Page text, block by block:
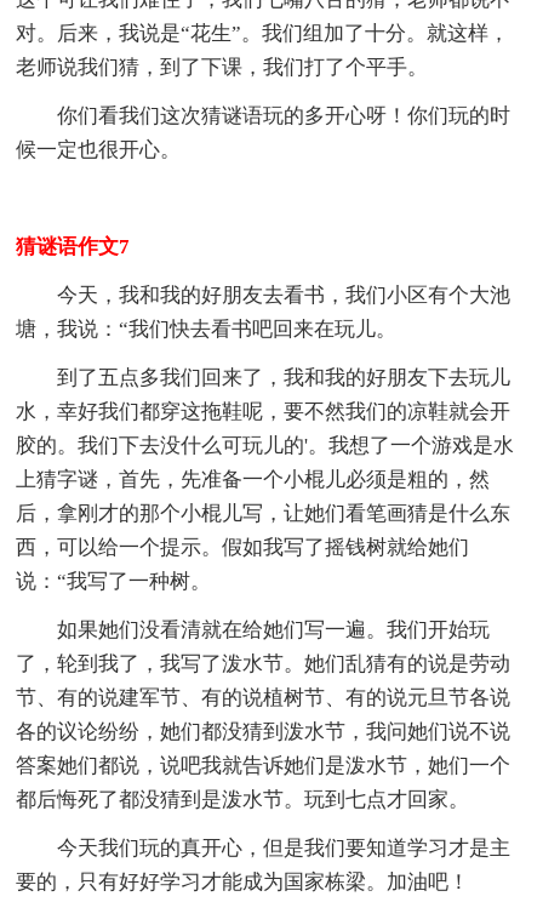
对。后来，我说是“花生”。我们组加了十分。就这样，
老师说我们猜，到了下课，我们打了个平手。
你们看我们这次猜谜语玩的多开心呀！你们玩的时
候一定也很开心。
猜谜语作文7
今天，我和我的好朋友去看书，我们小区有个大池
塘，我说：“我们快去看书吧回来在玩儿。
到了五点多我们回来了，我和我的好朋友下去玩儿
水，幸好我们都穿这拖鞋呢，要不然我们的凉鞋就会开
胶的。我们下去没什么可玩儿的'。我想了一个游戏是水
上猜字谜，首先，先准备一个小棍儿必须是粗的，然
后，拿刚才的那个小棍儿写，让她们看笔画猜是什么东
西，可以给一个提示。假如我写了摇钱树就给她们
说：“我写了一种树。
如果她们没看清就在给她们写一遍。我们开始玩
了，轮到我了，我写了泼水节。她们乱猜有的说是劳动
节、有的说建军节、有的说植树节、有的说元旦节各说
各的议论纷纷，她们都没猜到泼水节，我问她们说不说
答案她们都说，说吧我就告诉她们是泼水节，她们一个
都后悔死了都没猜到是泼水节。玩到七点才回家。
今天我们玩的真开心，但是我们要知道学习才是主
要的，只有好好学习才能成为国家栋梁。加油吧！